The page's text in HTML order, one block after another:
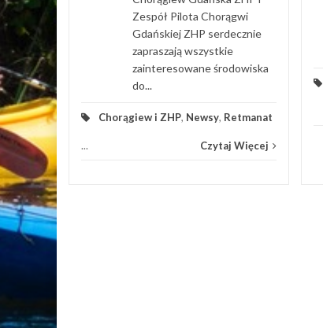
Zespół Pilota Chorągwi
Gdańskiej ZHP serdecznie
zapraszają wszystkie
zainteresowane środowiska
do...
Chorągiew i ZHP, Newsy, Retmanat
... Czytaj Więcej